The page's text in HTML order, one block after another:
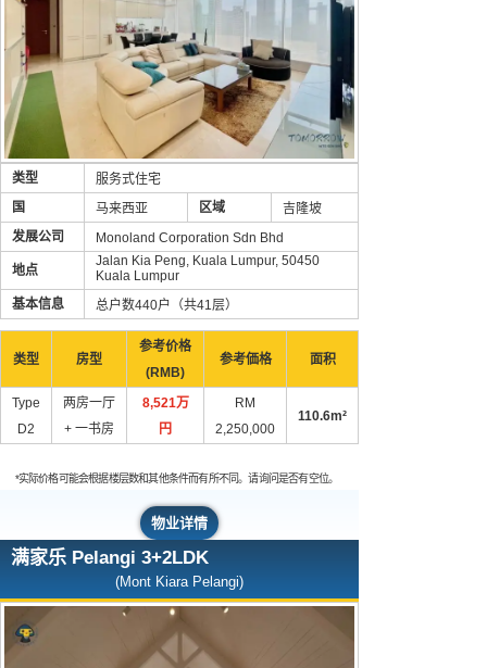
类型
服务式住宅
国
马来西亚 区域
吉隆坡
发展公司
Monoland Corporation Sdn Bhd
地点
Jalan Kia Peng, Kuala Lumpur, 50450
Kuala Lumpur
基本信息
总户数440户（共41层）
类型 房型
参考价格
(RMB)
参考価格 面积
Type
D2
两房一厅
+ 一书房
8,521万
円
RM
2,250,000
110.6m²
*实际价格可能会根据楼层数和其他条件而有所不同。请询问是否有空位。
物业详情
满家乐 Pelangi 3+2LDK
(Mont Kiara Pelangi)